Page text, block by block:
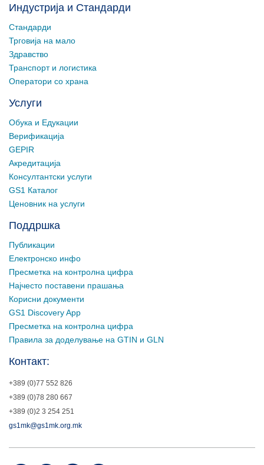
Индустрија и Стандарди
Стандарди
Трговија на мало
Здравство
Транспорт и логистика
Оператори со храна
Услуги
Обука и Едукации
Верификација
GEPIR
Акредитација
Консултантски услуги
GS1 Каталог
Ценовник на услуги
Поддршка
Публикации
Електронско инфо
Пресметка на контролна цифра
Најчесто поставени прашања
Корисни документи
GS1 Discovery App
Пресметка на контролна цифра
Правила за доделување на GTIN и GLN
Контакт:
+389 (0)77 552 826
+389 (0)78 280 667
+389 (0)2 3 254 251
gs1mk@gs1mk.org.mk